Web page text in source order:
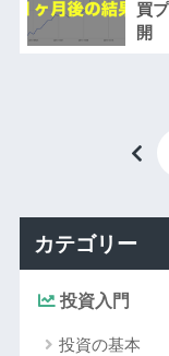
買
開
カテゴリー
投資入門
投資の基本